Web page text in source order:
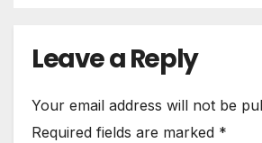
Leave a Reply
Your email address will not be
Required fields are marked *